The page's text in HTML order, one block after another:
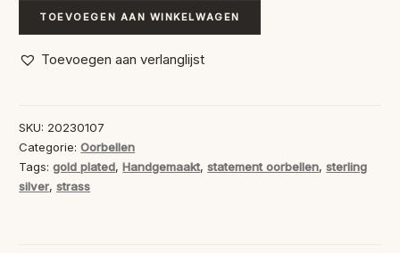
Statement
Oorbellen
Strass
aantal
TOEVOEGEN AAN WINKELWAGEN
Toevoegen aan verlanglijst
SKU: 20230107
Categorie:Oorbellen
Tags:gold plated,Handgemaakt,statement oorbellen,sterling
silver,strass